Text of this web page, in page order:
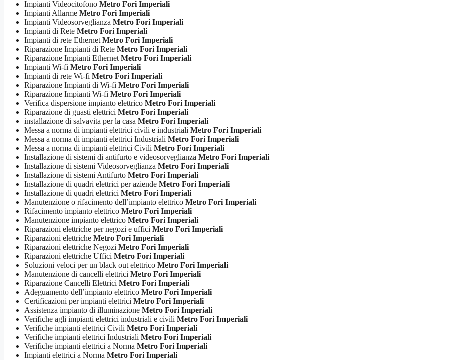
Impianti Videocitofono Metro Fori Imperiali
Impianti Allarme Metro Fori Imperiali
Impianti Videosorveglianza Metro Fori Imperiali
Impianti di Rete Metro Fori Imperiali
Impianti di rete Ethernet Metro Fori Imperiali
Riparazione Impianti di Rete Metro Fori Imperiali
Riparazione Impianti Ethernet Metro Fori Imperiali
Impianti Wi-fi Metro Fori Imperiali
Impianti di rete Wi-fi Metro Fori Imperiali
Riparazione Impianti di Wi-fi Metro Fori Imperiali
Riparazione Impianti Wi-fi Metro Fori Imperiali
Verifica dispersione impianto elettrico Metro Fori Imperiali
Riparazione di guasti elettrici Metro Fori Imperiali
installazione di salvavita per la casa Metro Fori Imperiali
Messa a norma di impianti elettrici civili e industriali Metro Fori Imperiali
Messa a norma di impianti elettrici Industriali Metro Fori Imperiali
Messa a norma di impianti elettrici Civili Metro Fori Imperiali
Installazione di sistemi di antifurto e videosorveglianza Metro Fori Imperiali
Installazione di sistemi Videosorveglianza Metro Fori Imperiali
Installazione di sistemi Antifurto Metro Fori Imperiali
Installazione di quadri elettrici per aziende Metro Fori Imperiali
Installazione di quadri elettrici Metro Fori Imperiali
Manutenzione o rifacimento dell’impianto elettrico Metro Fori Imperiali
Rifacimento impianto elettrico Metro Fori Imperiali
Manutenzione impianto elettrico Metro Fori Imperiali
Riparazioni elettriche per negozi e uffici Metro Fori Imperiali
Riparazioni elettriche Metro Fori Imperiali
Riparazioni elettriche Negozi Metro Fori Imperiali
Riparazioni elettriche Uffici Metro Fori Imperiali
Soluzioni veloci per un black out elettrico Metro Fori Imperiali
Manutenzione di cancelli elettrici Metro Fori Imperiali
Riparazione Cancelli Elettrici Metro Fori Imperiali
Adeguamento dell’impianto elettrico Metro Fori Imperiali
Certificazioni per impianti elettrici Metro Fori Imperiali
Assistenza impianto di illuminazione Metro Fori Imperiali
Verifiche agli impianti elettrici industriali e civili Metro Fori Imperiali
Verifiche impianti elettrici Civili Metro Fori Imperiali
Verifiche impianti elettrici Industriali Metro Fori Imperiali
Verifiche impianti elettrici a Norma Metro Fori Imperiali
Impianti elettrici a Norma Metro Fori Imperiali